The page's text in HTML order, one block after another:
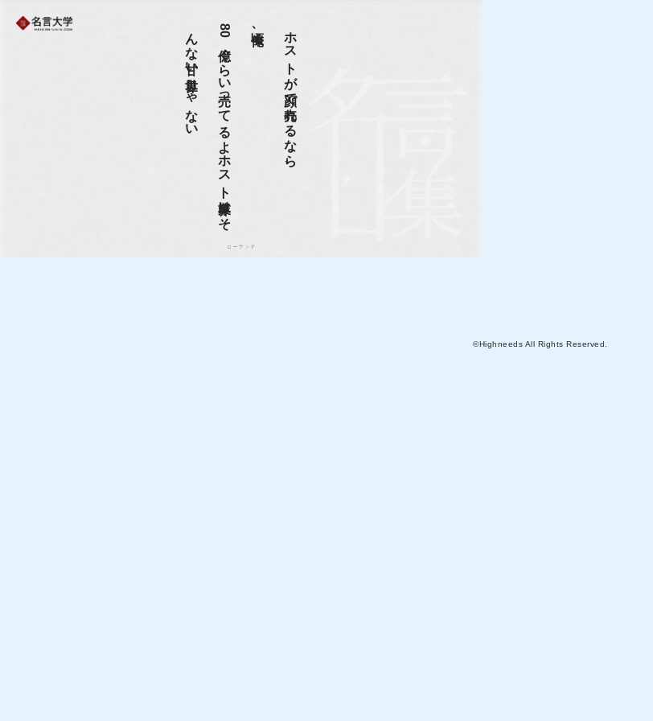
ホストが顔で売れるなら、
今頃俺、
8
0
億ぐ
ら
い
売っ
て
る
よ
ホ
ス
ト
業界は
そ
ん
な
甘い
世界じ
ゃ
な
い
ローランド
©Highneeds All Rights Reserved.